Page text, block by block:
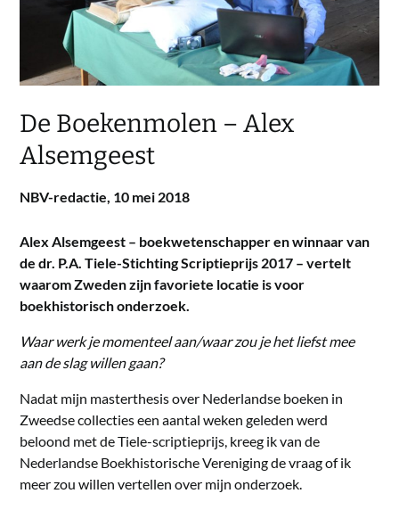
De Boekenmolen – Alex
Alsemgeest
NBV-redactie, 10 mei 2018
Alex Alsemgeest – boekwetenschapper en winnaar van
de dr. P.A. Tiele-Stichting Scriptieprijs 2017 – vertelt
waarom Zweden zijn favoriete locatie is voor
boekhistorisch onderzoek.
Waar werk je momenteel aan/waar zou je het liefst mee
aan de slag willen gaan?
Nadat mijn masterthesis over Nederlandse boeken in
Zweedse collecties een aantal weken geleden werd
beloond met de Tiele-scriptieprijs, kreeg ik van de
Nederlandse Boekhistorische Vereniging de vraag of ik
meer zou willen vertellen over mijn onderzoek.